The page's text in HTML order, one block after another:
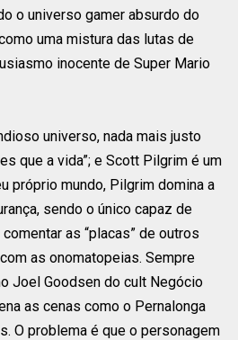
o universo gamer absurdo do
uma mistura das lutas de
inocente de Super Mario
universo, nada mais justo
que a vida”; e Scott Pilgrim é um
próprio mundo, Pilgrim domina a
sendo o único capaz de
as “placas” de outros
as onomatopeias. Sempre
Joel Goodsen do cult Negócio
as cenas como o Pernalonga
O problema é que o personagem